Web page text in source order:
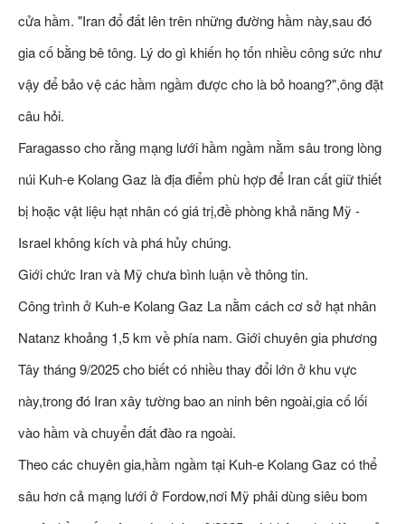
cửa hầm. "Iran đổ đất lên trên những đường hầm này,sau đó
gia cố bằng bê tông. Lý do gì khiến họ tốn nhiều công sức như
vậy để bảo vệ các hầm ngầm được cho là bỏ hoang?",ông đặt
câu hỏi.
Faragasso cho rằng mạng lưới hầm ngầm nằm sâu trong lòng
núi Kuh-e Kolang Gaz là địa điểm phù hợp để Iran cất giữ thiết
bị hoặc vật liệu hạt nhân có giá trị,đề phòng khả năng Mỹ -
Israel không kích và phá hủy chúng.
Giới chức Iran và Mỹ chưa bình luận về thông tin.
Công trình ở Kuh-e Kolang Gaz La nằm cách cơ sở hạt nhân
Natanz khoảng 1,5 km về phía nam. Giới chuyên gia phương
Tây tháng 9/2025 cho biết có nhiều thay đổi lớn ở khu vực
này,trong đó Iran xây tường bao an ninh bên ngoài,gia cố lối
vào hầm và chuyển đất đào ra ngoài.
Theo các chuyên gia,hầm ngầm tại Kuh-e Kolang Gaz có thể
sâu hơn cả mạng lưới ở Fordow,nơi Mỹ phải dùng siêu bom